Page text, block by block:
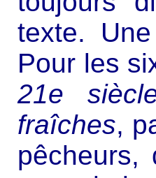
texte.
Pour les
21e
fraîches,
pêcheurs,